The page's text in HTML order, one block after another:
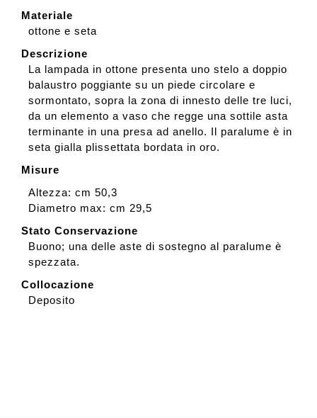
Materiale
ottone e seta
Descrizione
La lampada in ottone presenta uno stelo a doppio
balaustro poggiante su un piede circolare e
sormontato, sopra la zona di innesto delle tre luci,
da un elemento a vaso che regge una sottile asta
terminante in una presa ad anello. Il paralume è in
seta gialla plissettata bordata in oro.
Misure
Altezza: cm 50,3
Diametro max: cm 29,5
Stato Conservazione
Buono; una delle aste di sostegno al paralume è
spezzata.
Collocazione
Deposito